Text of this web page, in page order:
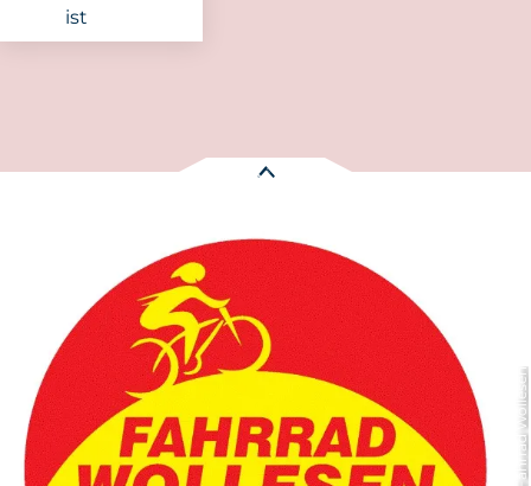
ist
Fahrrad Wollesen - Fahrradvermietung
Niebüll Entfernung anzeigen
© Fahrrad Wollesen